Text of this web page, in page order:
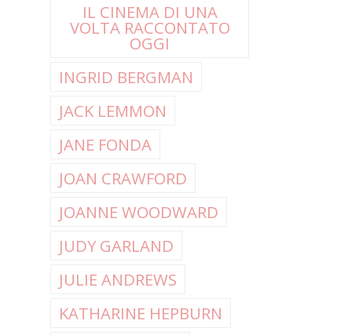
IL CINEMA DI UNA
VOLTA RACCONTATO
OGGI
INGRID BERGMAN
JACK LEMMON
JANE FONDA
JOAN CRAWFORD
JOANNE WOODWARD
JUDY GARLAND
JULIE ANDREWS
KATHARINE HEPBURN